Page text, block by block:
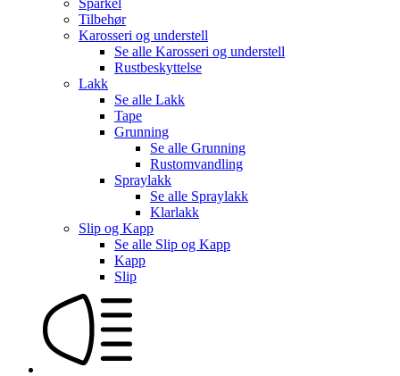
Tilbehør
Karosseri og understell
Se alle Karosseri og understell
Rustbeskyttelse
Lakk
Se alle Lakk
Tape
Grunning
Se alle Grunning
Rustomvandling
Spraylakk
Se alle Spraylakk
Klarlakk
Slip og Kapp
Se alle Slip og Kapp
Kapp
Slip